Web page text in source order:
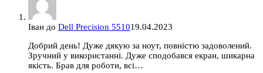
Іван до Dell Precision 551019.04.2023
Добрий день! Дуже дякую за ноут, повністю задоволений.
Зручний у використанні. Дуже сподобався екран, шикарна
якість. Брав для роботи, всі…